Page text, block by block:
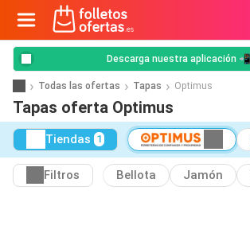
Descarga nuestra aplicación 📲
Todas las ofertas Tapas Optimus
Tapas oferta Optimus
Tiendas 1
Filtros Bellota Jamón